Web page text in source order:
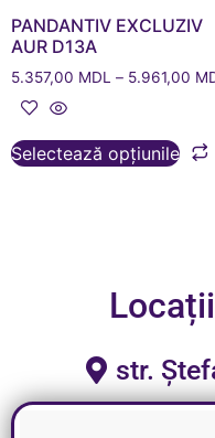
PANDANTIV EXCLUZIV
AUR D13A
5.357,00 MDL – 5.961,00
Selectează opțiunile
str.